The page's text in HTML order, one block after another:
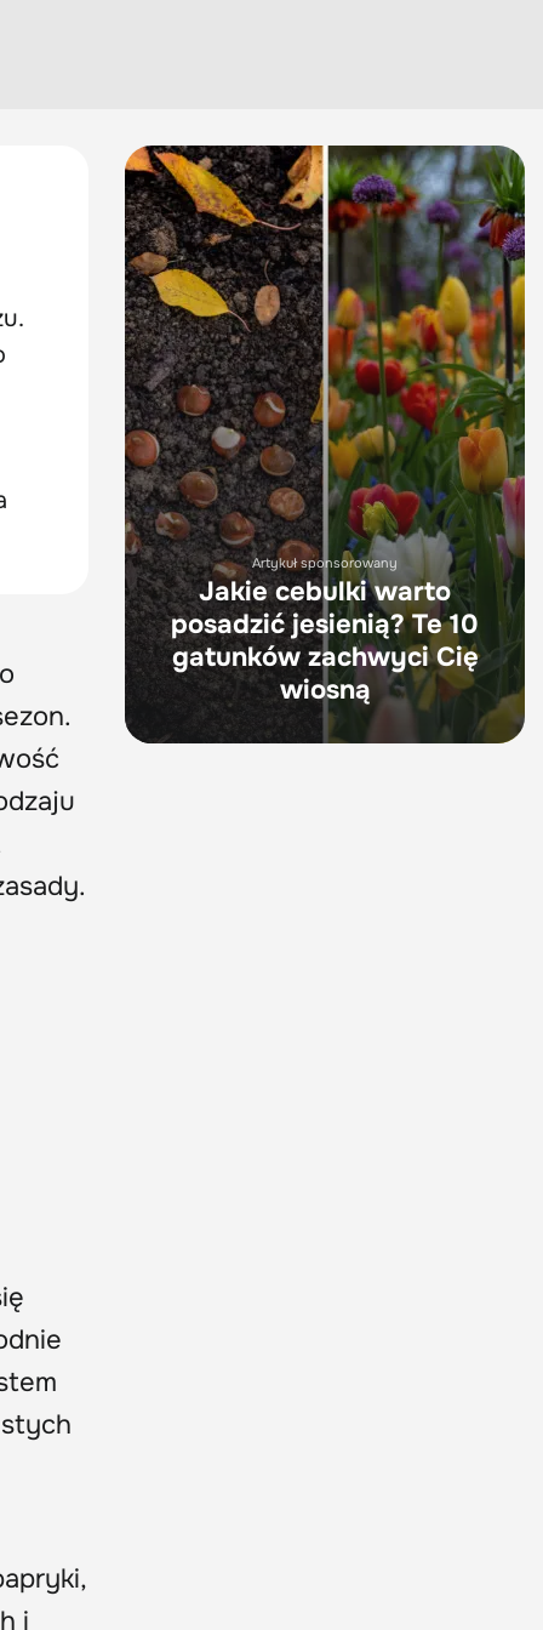
i
Artykuł sponsorowany
Jakie cebulki warto
posadzić jesienią? Te 10
gatunków zachwyci Cię
wiosną